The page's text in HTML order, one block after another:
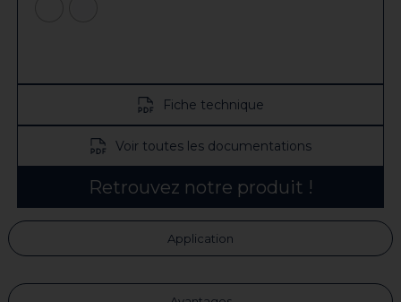
Fiche technique
Voir toutes les documentations
Retrouvez notre produit !
Application